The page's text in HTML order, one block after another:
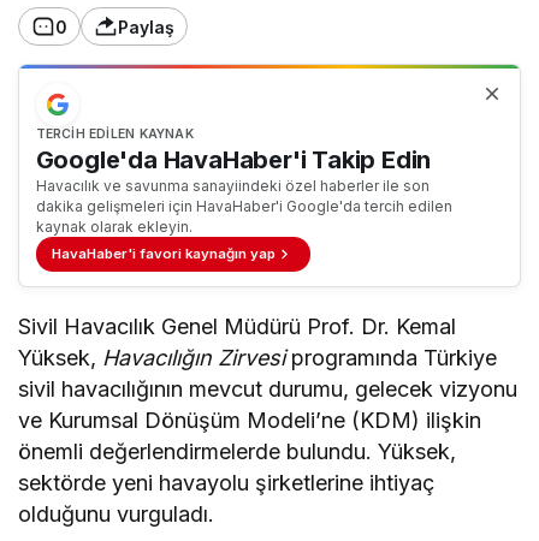
0 Paylaş
TERCIH EDILEN KAYNAK
Google'da HavaHaber'i Takip Edin
Havacılık ve savunma sanayiindeki özel haberler ile son
dakika gelişmeleri için HavaHaber'i Google'da tercih edilen
kaynak olarak ekleyin.
HavaHaber'i favori kaynağın yap
Sivil Havacılık Genel Müdürü Prof. Dr. Kemal
Yüksek, Havacılığın Zirvesiprogramında Türkiye
sivil havacılığının mevcut durumu, gelecek vizyonu
ve Kurumsal Dönüşüm Modeli’ne (KDM) ilişkin
önemli değerlendirmelerde bulundu. Yüksek,
sektörde yeni havayolu şirketlerine ihtiyaç
olduğunu vurguladı.